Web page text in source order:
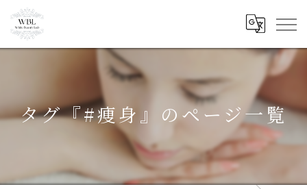
タグ『#痩身』のページ一覧